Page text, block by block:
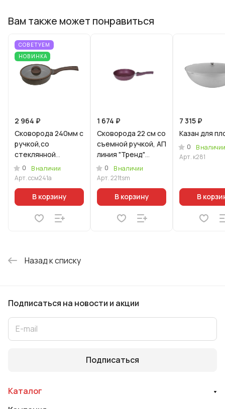
Вам также может понравиться
СОВЕТУЕМ
НОВИНКА
2 964 ₽
Сковорода 240мм с
ручкой,со
стеклянной
крышкой, АП линия
"Стелла"(мокко)
0
В наличии
Арт.ссм241а
В корзину
1 674 ₽
Сковорода 22 см со
съемной ручкой, АП
линия "Тренд"
(Аметист)
0
В наличии
Арт.221tsm
В корзину
7 315 ₽
Казан для
0
В наличии
Арт. к281
В
Назад к списку
Подписаться на новости и акции
Подписаться
Каталог